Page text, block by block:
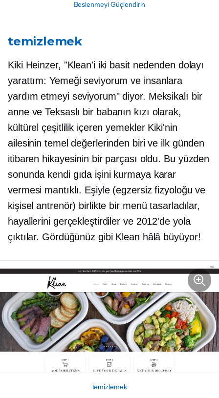
Beslenmeyi Güçlendirin
temizlemek
Kiki Heinzer, "Klean'i iki basit nedenden dolayı
yarattım: Yemeği seviyorum ve insanlara
yardım etmeyi seviyorum" diyor. Meksikalı bir
anne ve Teksaslı bir babanın kızı olarak,
kültürel çeşitlilik içeren yemekler Kiki'nin
ailesinin temel değerlerinden biri ve ilk günden
itibaren hikayesinin bir parçası oldu. Bu yüzden
sonunda kendi gıda işini kurmaya karar
vermesi mantıklı. Eşiyle (egzersiz fizyoloğu ve
kişisel antrenör) birlikte bir menü tasarladılar,
hayallerini gerçekleştirdiler ve 2012'de yola
çıktılar. Gördüğünüz gibi Klean hâlâ büyüyor!
temizlemek